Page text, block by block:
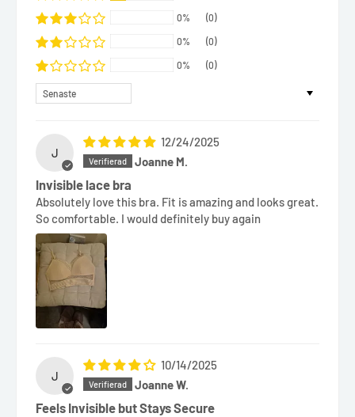
0% (0)
0% (0)
0% (0)
Sort by
J
12/24/2025
Joanne M.
Invisible lace bra
Absolutely love this bra. Fit is amazing and looks great.
So comfortable. I would definitely buy again
J
10/14/2025
Joanne W.
Feels Invisible but Stays Secure